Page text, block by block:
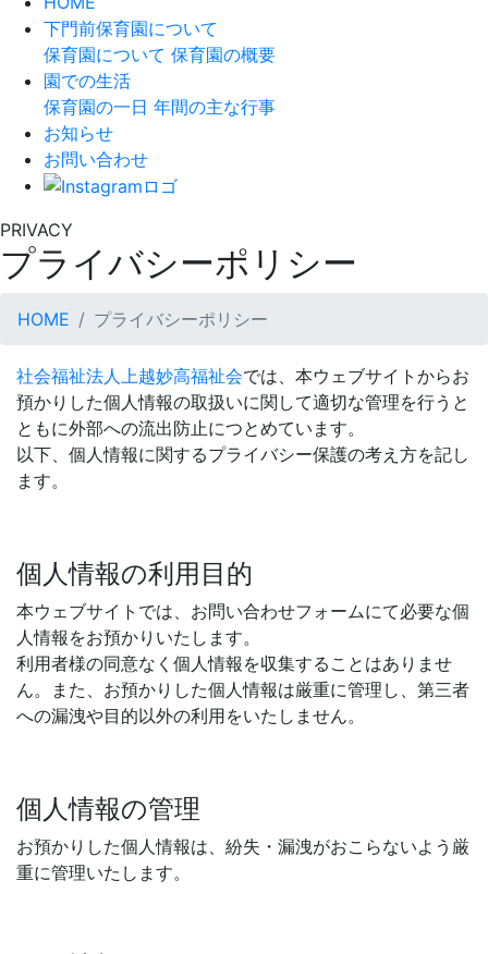
下門前保育園について
保育園について 保育園の概要
園での生活
保育園の一日 年間の主な行事
お知らせ
お問い合わせ
PRIVACY
プライバシーポリシー
HOME プライバシーポリシー
社会福祉法人上越妙高福祉会では、本ウェブサイトからお
預かりした個人情報の取扱いに関して適切な管理を行うと
ともに外部への流出防止につとめています。
以下、個人情報に関するプライバシー保護の考え方を記し
ます。
個人情報の利用目的
本ウェブサイトでは、お問い合わせフォームにて必要な個
人情報をお預かりいたします。
利用者様の同意なく個人情報を収集することはありませ
ん。また、お預かりした個人情報は厳重に管理し、第三者
への漏洩や目的以外の利用をいたしません。
個人情報の管理
お預かりした個人情報は、紛失・漏洩がおこらないよう厳
重に管理いたします。